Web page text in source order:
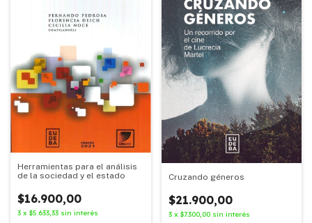
Herramientas para el análisis
de la sociedad y el estado
$16.900,00
3 x $5.633,33 sin interés
Cruzando géneros
$21.900,00
3 x $7.300,00 sin interés